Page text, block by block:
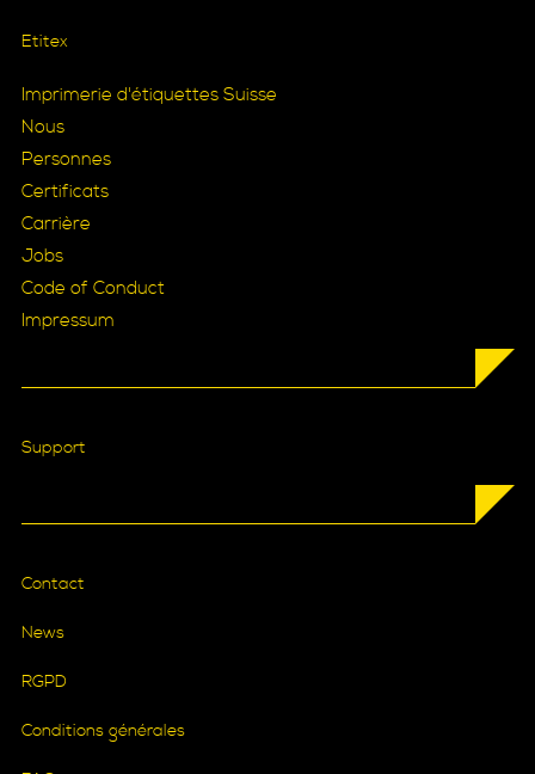
Etitex
Imprimerie d'étiquettes Suisse
Nous
Personnes
Certificats
Carrière
Jobs
Code of Conduct
Impressum
Support
Contact
News
RGPD
Conditions générales